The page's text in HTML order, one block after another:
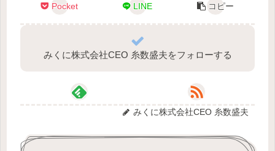
Pocket LINE コピー
みくに株式会社CEO 糸数盛夫をフォローする
みくに株式会社CEO 糸数盛夫